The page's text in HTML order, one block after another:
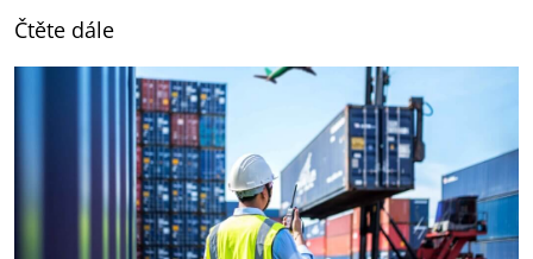
Čtěte dále